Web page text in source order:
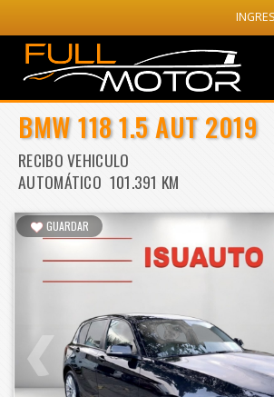
BMW 118 1.5 AUT 2019
RECIBO VEHICULO
AUTOMÁTICO 101.391 KM
GUARDAR